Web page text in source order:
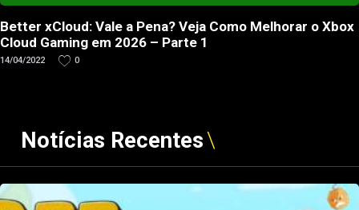
Better xCloud: Vale a Pena? Veja Como Melhorar o Xbox
Cloud Gaming em 2026 – Parte 1
14/04/2022 0
Notícias Recentes